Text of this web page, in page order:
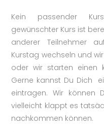
Kein passender
gewünschter Kurs ist
anderer Teilnehmer
Kurstag wechseln und
oder wir starten einen
Gerne kannst Du Dich
eintragen. Wir können
vielleicht klappt es
nachkommen können.